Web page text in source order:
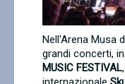
Nell'Arena Musa
grandi concerti,
MUSIC FESTIVAL